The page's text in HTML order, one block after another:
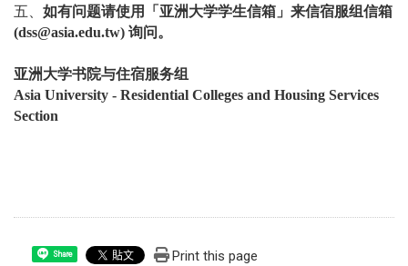
五、 如有问题请使用「亚洲大学学生信箱」来信宿服组信箱
(dss@asia.edu.tw) 询问。
亚洲大学书院与住宿服务组
Asia University - Residential Colleges and Housing Services
Section
Share Print this page